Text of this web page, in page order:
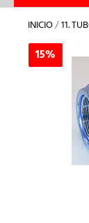
INICIO/11.
15%
15%